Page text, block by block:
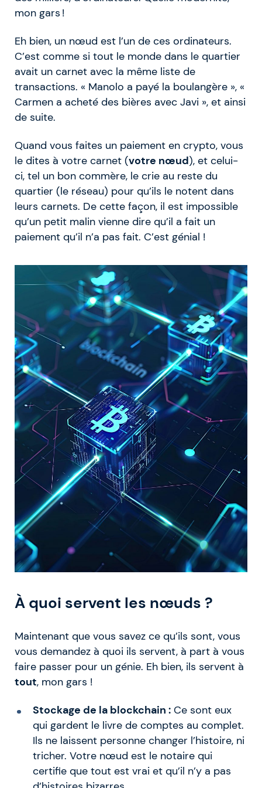
mon gars !
Eh bien, un nœud est l’un de ces ordinateurs.
C’est comme si tout le monde dans le quartier
avait un carnet avec la même liste de
transactions. « Manolo a payé la boulangère », «
Carmen a acheté des bières avec Javi », et ainsi
de suite.
Quand vous faites un paiement en crypto, vous
le dites à votre carnet (votre nœud), et celui-
ci, tel un bon commère, le crie au reste du
quartier (le réseau) pour qu’ils le notent dans
leurs carnets. De cette façon, il est impossible
qu’un petit malin vienne dire qu’il a fait un
paiement qu’il n’a pas fait. C’est génial !
À quoi servent les nœuds ?
Maintenant que vous savez ce qu’ils sont, vous
vous demandez à quoi ils servent, à part à vous
faire passer pour un génie. Eh bien, ils servent à
tout, mon gars !
Stockage de la blockchain :Ce sont eux
qui gardent le livre de comptes au complet.
Ils ne laissent personne changer l’histoire, ni
tricher. Votre nœud est le notaire qui
certifie que tout est vrai et qu’il n’y a pas